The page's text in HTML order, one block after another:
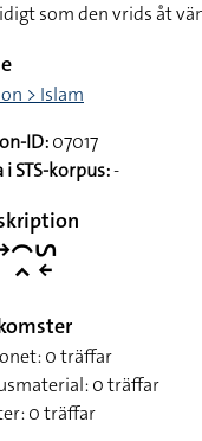
som den vrids åt
> Islam
ID:07017
i STS-korpus:-
0 träffar
0 träffar
0 träffar